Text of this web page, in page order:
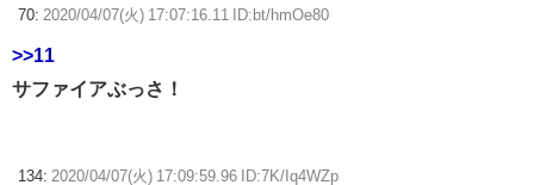
70: 2020/04/07(火) 17:07:16.11 ID:bt/hmOe80
>>11
サファイアぶっさ！
134: 2020/04/07(火) 17:09:59.96 ID:7K/Iq4WZp